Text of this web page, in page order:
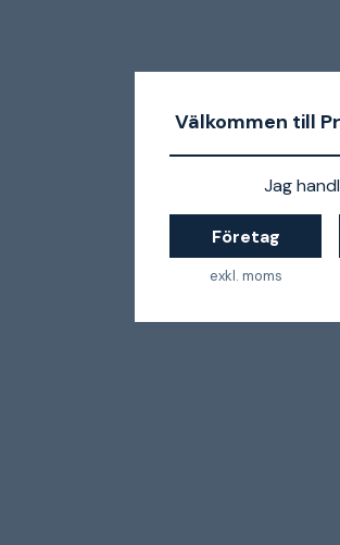
Välkommen till
Jag
Företag
exkl. moms